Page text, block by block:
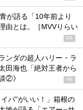
が語る「10年前より
由とは。［MVVりらい
PR
ンダの超人ハリー・ラ
田海也「絶対王者から
②》
PR
パ”がいい！」箱根の